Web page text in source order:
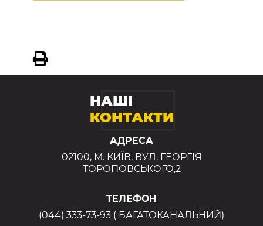
НАШІ
КОНТАКТИ
АДРЕСА
02100, М. КИЇВ, ВУЛ. ГЕОРГІЯ
ТОРОПОВСЬКОГО,2
ТЕЛЕФОН
(044) 333-73-93 ( БАГАТОКАНАЛЬНИЙ)